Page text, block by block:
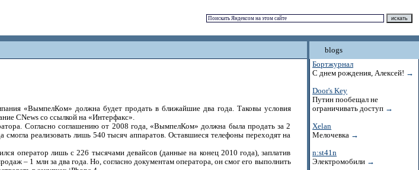
«ВымпелКом» должна будет продать в ближайшие два года. Таковы условия
CNews со ссылкой на «Интерфакс».
Согласно соглашению от 2008 года, «ВымпелКом» должна была продать за 2
реализовать лишь 540 тысяч аппаратов. Оставшиеся телефоны переходят на
оператор лишь с 226 тысячами девайсов (данные на конец 2010 года), заплатив
– 1 млн за два года. Но, согласно документам оператора, он смог его выполнить
blogs
Бортжурнал
С днем рождения, Алексей! →
Door's Key
Путин пообещал не
ограничивать доступ →
Xelan
Мелочевка →
n:st41n
Электромобили →